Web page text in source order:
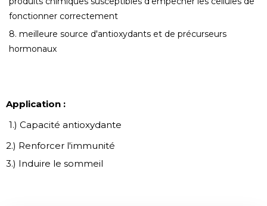
fonctionner correctement
8. meilleure source d'antioxydants et de précurseurs
hormonaux
Application :
1.) Capacité antioxydante
2.) Renforcer l'immunité
3.) Induire le sommeil